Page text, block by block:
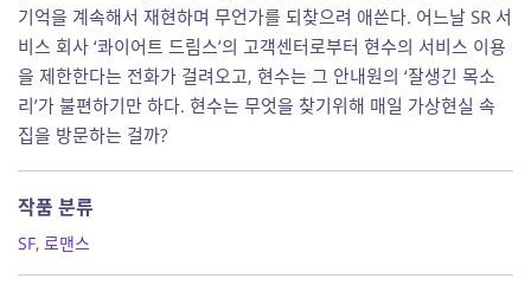
기억을 계속해서 재현하며 무언가를 되찾으려 애쓴다. 어느날 SR 서
비스 회사 ‘콰이어트 드림스’의 고객센터로부터 현수의 서비스 이용
을 제한한다는 전화가 걸려오고, 현수는 그 안내원의 ‘잘생긴 목소
리’가 불편하기만 하다. 현수는 무엇을 찾기위해 매일 가상현실 속
집을 방문하는 걸까?
작품 분류
SF, 로맨스